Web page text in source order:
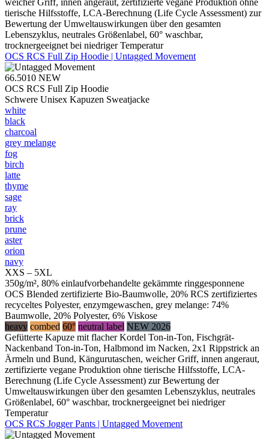
weicher Griff, innen angeraut, zertifizierte vegane Produktion ohne
tierische Hilfsstoffe, LCA-Berechnung (Life Cycle Assessment) zur
Bewertung der Umweltauswirkungen über den gesamten
Lebenszyklus, neutrales Größenlabel, 60° waschbar,
trocknergeeignet bei niedriger Temperatur
OCS RCS Full Zip Hoodie | Untagged Movement
66.5010 NEW
OCS RCS Full Zip Hoodie
Schwere Unisex Kapuzen Sweatjacke
white
black
charcoal
grey melange
fog
birch
latte
thyme
sage
ray
brick
prune
aster
orion
navy
XXS – 5XL
350g/m², 80% einlaufvorbehandelte gekämmte ringgesponnene
OCS Blended zertifizierte Bio-Baumwolle, 20% RCS zertifiziertes
recyceltes Polyester, enzymgewaschen, grey melange: 74%
Baumwolle, 20% Polyester, 6% Viskose
heavy combed 60° neutral label NEW 2026
Gefütterte Kapuze mit flacher Kordel Ton-in-Ton, Fischgrät-
Nackenband Ton-in-Ton, Halbmond im Nacken, 2x1 Rippstrick an
Ärmeln und Bund, Kängurutaschen, weicher Griff, innen angeraut,
zertifizierte vegane Produktion ohne tierische Hilfsstoffe, LCA-
Berechnung (Life Cycle Assessment) zur Bewertung der
Umweltauswirkungen über den gesamten Lebenszyklus, neutrales
Größenlabel, 60° waschbar, trocknergeeignet bei niedriger
Temperatur
OCS RCS Jogger Pants | Untagged Movement